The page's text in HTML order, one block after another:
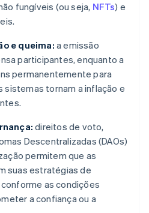
fungíveis (ou seja, NFTs) e
e queima: a emissão
participantes, enquanto a
permanentemente para
sistemas tornam a inflação e
direitos de voto,
Descentralizadas (DAOs)
permitem que as
suas estratégias de
as condições
a confiança ou a